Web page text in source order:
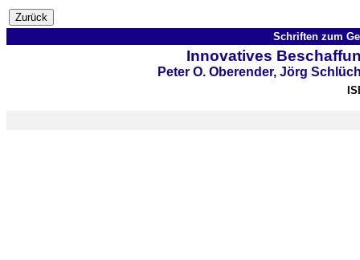
Schriften zum
Innovatives
Peter O. Oberender, Jörg